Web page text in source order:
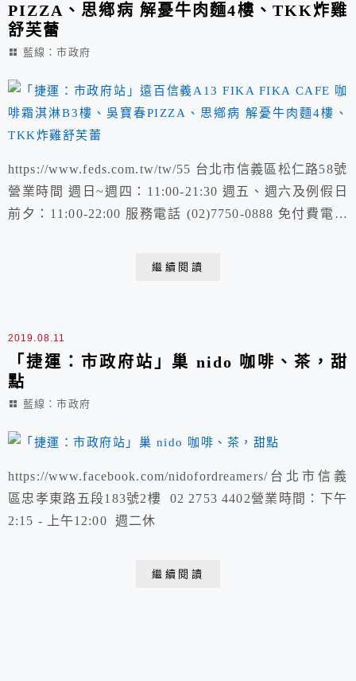
PIZZA、思鄕病 解憂牛肉麵4樓、TKK炸雞
舒芙蕾
藍線：市政府
https://www.feds.com.tw/tw/55 台北市信義區松仁路58號
營業時間 週日~週四：11:00-21:30 週五、週六及例假日
前夕：11:00-22:00 服務電話 (02)7750-0888 免付費電話
繼續閱讀
2019.08.11
「捷運：市政府站」巢 nido 咖啡、茶，甜
點
藍線：市政府
https://www.facebook.com/nidofordreamers/台北市信義
區忠孝東路五段183號2樓 02 2753 4402營業時間：下午
2:15 - 上午12:00 週二休
繼續閱讀